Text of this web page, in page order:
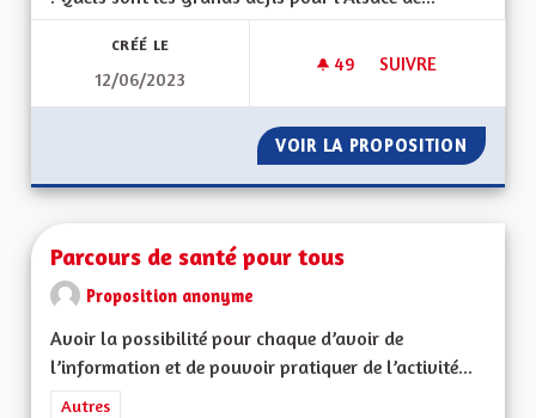
CRÉÉ LE
12/06/2023
49 49 ABONNÉS
SUIVRE
VOIR LA PROPOSITION DROIT
Parcours de santé pour tous
Proposition anonyme
Avoir la possibilité pour chaque d’avoir de
l’information et de pouvoir pratiquer de l’activité...
Filtrer les résultats de la catégorie : Autres
Autres